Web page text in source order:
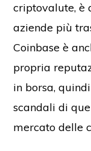
criptovalute, è
aziende più
Coinbase è
propria
in borsa,
scandali di
mercato delle